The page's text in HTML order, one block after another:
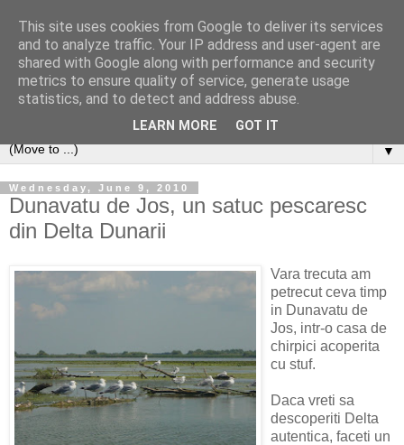
▼
Wednesday, June 9, 2010
Dunavatu de Jos, un satuc pescaresc
din Delta Dunarii
Vara trecuta am
petrecut ceva timp
in Dunavatu de
Jos, intr-o casa de
chirpici acoperita
cu stuf.
Daca vreti sa
descoperiti Delta
autentica, faceti un
This site uses cookies from Google to deliver its services
and to analyze traffic. Your IP address and user-agent are
shared with Google along with performance and security
metrics to ensure quality of service, generate usage
statistics, and to detect and address abuse.
LEARN MORE GOT IT